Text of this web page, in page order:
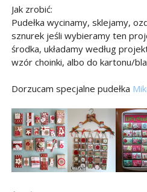
Jak zrobić:
Pudełka wycinamy, sklejamy,
sznurek jeśli wybieramy ten
środka, układamy według
wzór choinki, albo do kartonu/
Dorzucam specjalne pudełka